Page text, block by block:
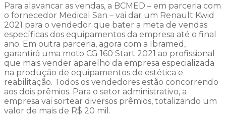
Para alavancar as vendas, a BCMED – em parceria com
o fornecedor Medical San – vai dar um Renault Kwid
2021 para o vendedor que bater a meta de vendas
específicas dos equipamentos da empresa até o final
ano. Em outra parceria, agora com a Ibramed,
garantirá uma moto CG 160 Start 2021 ao profissional
que mais vender aparelho da empresa especializada
na produção de equipamentos de estética e
reabilitação. Todos os vendedores estão concorrendo
aos dois prêmios. Para o setor administrativo, a
empresa vai sortear diversos prêmios, totalizando um
valor de mais de R$ 20 mil.